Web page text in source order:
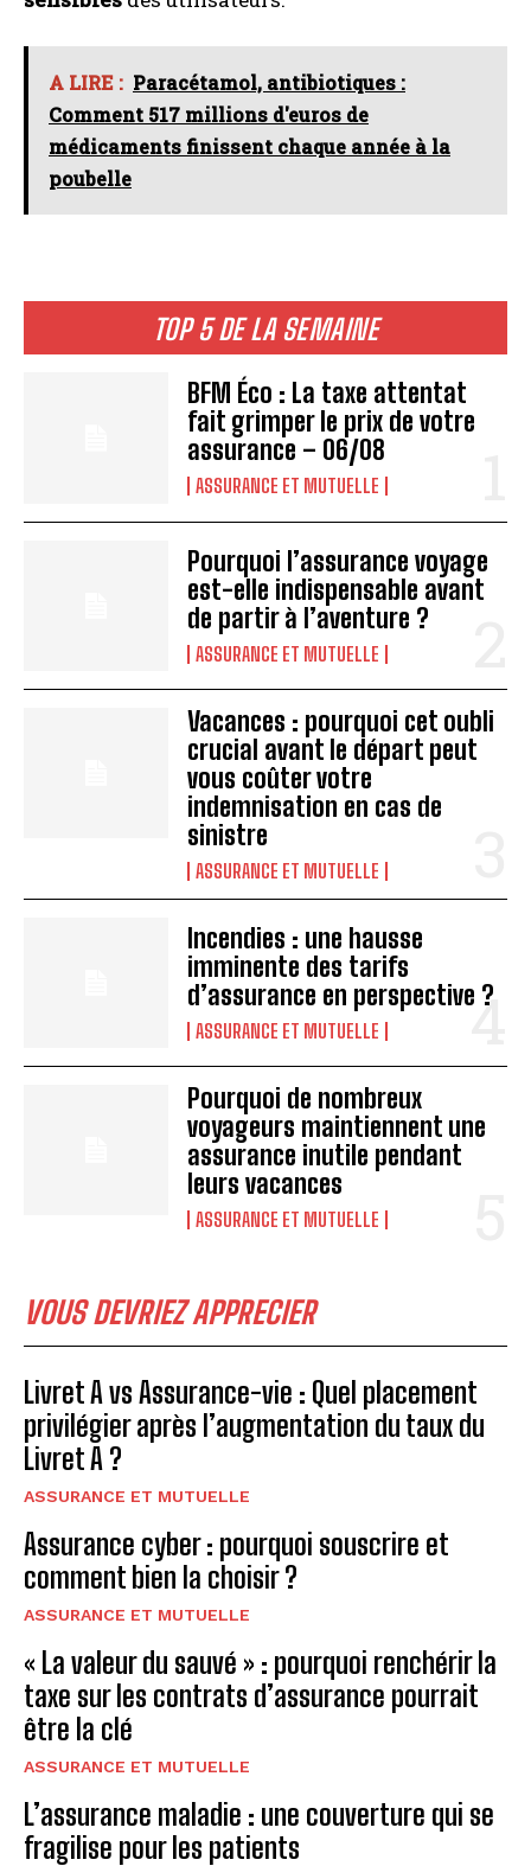
TOP 5 DE LA SEMAINE
BFM Éco : La taxe attentat
fait grimper le prix de votre
assurance – 06/08
ASSURANCE ET MUTUELLE
Pourquoi l’assurance voyage
est-elle indispensable avant
de partir à l’aventure ?
ASSURANCE ET MUTUELLE
Vacances : pourquoi cet oubli
crucial avant le départ peut
vous coûter votre
indemnisation en cas de
sinistre
ASSURANCE ET MUTUELLE
Incendies : une hausse
imminente des tarifs
d’assurance en perspective ?
ASSURANCE ET MUTUELLE
Pourquoi de nombreux
voyageurs maintiennent une
assurance inutile pendant
leurs vacances
ASSURANCE ET MUTUELLE
VOUS DEVRIEZ APPRECIER
Livret A vs Assurance-vie : Quel placement
privilégier après l’augmentation du taux du
Livret A ?
ASSURANCE ET MUTUELLE
Assurance cyber : pourquoi souscrire et
comment bien la choisir ?
ASSURANCE ET MUTUELLE
« La valeur du sauvé » : pourquoi renchérir la
taxe sur les contrats d’assurance pourrait
être la clé
ASSURANCE ET MUTUELLE
L’assurance maladie : une couverture qui se
fragilise pour les patients
A LIRE : Paracétamol, antibiotiques :
Comment 517 millions d'euros de
médicaments finissent chaque année à la
poubelle